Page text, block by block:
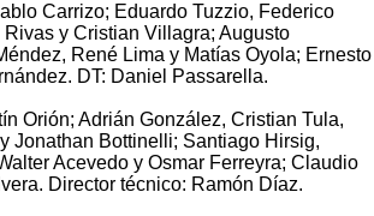
Carrizo; Eduardo Tuzzio, Federico
Rivas y Cristian Villagra; Augusto
René Lima y Matías Oyola; Ernesto
DT: Daniel Passarella.
Orión; Adrián González, Cristian Tula,
Jonathan Bottinelli; Santiago Hirsig,
Acevedo y Osmar Ferreyra; Claudio
Director técnico: Ramón Díaz.